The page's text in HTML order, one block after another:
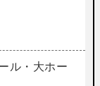
ル・大ホー